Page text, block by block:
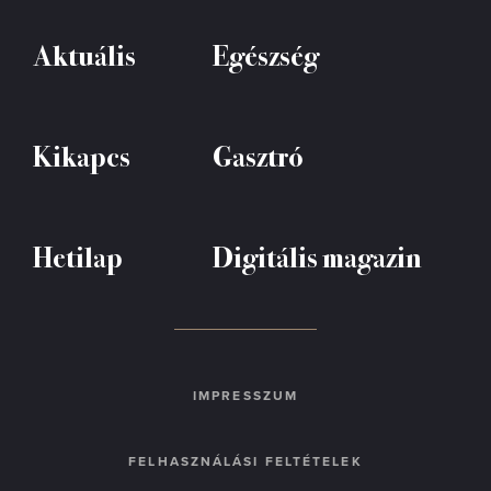
Aktuális Egészség
Kikapcs Gasztró
Hetilap Digitális magazin
IMPRESSZUM
FELHASZNÁLÁSI FELTÉTELEK